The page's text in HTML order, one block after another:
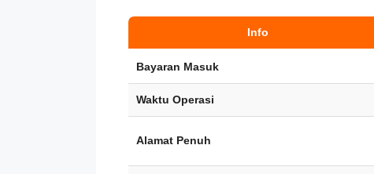
Info
Bayaran Masuk
Waktu Operasi
Alamat Penuh